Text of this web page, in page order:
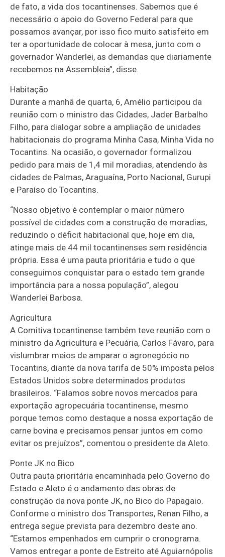
de fato, a vida dos tocantinenses. Sabemos que é
necessário o apoio do Governo Federal para que
possamos avançar, por isso fico muito satisfeito em
ter a oportunidade de colocar à mesa, junto com o
governador Wanderlei, as demandas que diariamente
recebemos na Assembleia”, disse.
Habitação
Durante a manhã de quarta, 6, Amélio participou da
reunião com o ministro das Cidades, Jader Barbalho
Filho, para dialogar sobre a ampliação de unidades
habitacionais do programa Minha Casa, Minha Vida no
Tocantins. Na ocasião, o governador formalizou
pedido para mais de 1,4 mil moradias, atendendo às
cidades de Palmas, Araguaína, Porto Nacional, Gurupi
e Paraíso do Tocantins.
“Nosso objetivo é contemplar o maior número
possível de cidades com a construção de moradias,
reduzindo o déficit habitacional que, hoje em dia,
atinge mais de 44 mil tocantinenses sem residência
própria. Essa é uma pauta prioritária e tudo o que
conseguimos conquistar para o estado tem grande
importância para a nossa população”, alegou
Wanderlei Barbosa.
Agricultura
A Comitiva tocantinense também teve reunião com o
ministro da Agricultura e Pecuária, Carlos Fávaro, para
vislumbrar meios de amparar o agronegócio no
Tocantins, diante da nova tarifa de 50% imposta pelos
Estados Unidos sobre determinados produtos
brasileiros. “Falamos sobre novos mercados para
exportação agropecuária tocantinense, mesmo
porque temos como destaque a nossa exportação de
carne bovina e precisamos pensar juntos em como
evitar os prejuízos”, comentou o presidente da Aleto.
Ponte JK no Bico
Outra pauta prioritária encaminhada pelo Governo do
Estado e Aleto é o andamento das obras de
construção da nova ponte JK, no Bico do Papagaio.
Conforme o ministro dos Transportes, Renan Filho, a
entrega segue prevista para dezembro deste ano.
“Estamos empenhados em cumprir o cronograma.
Vamos entregar a ponte de Estreito até Aguiarnópolis